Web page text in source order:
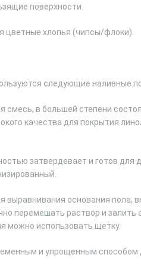
поверхности.
цветные хлопья (чипсы/флоки).
следующие наливные
смесь, в большей степени
качества для покрытия
затвердевает и готов
выравнивания основания пола,
перемешать раствор и
можно использовать щетку.
и упрощенным способом